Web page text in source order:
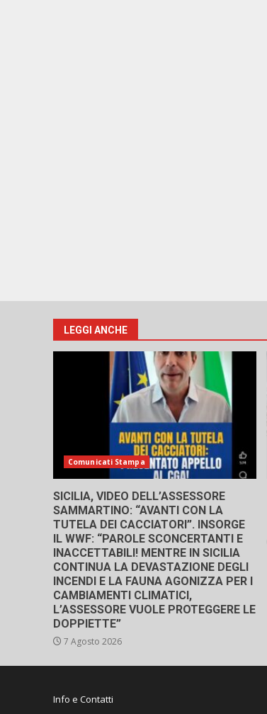
LEGGI ANCHE
Comunicati Stampa
SICILIA, VIDEO DELL’ASSESSORE
SAMMARTINO: “AVANTI CON LA
TUTELA DEI CACCIATORI”. INSORGE
IL WWF: “PAROLE SCONCERTANTI E
INACCETTABILI! MENTRE IN SICILIA
CONTINUA LA DEVASTAZIONE DEGLI
INCENDI E LA FAUNA AGONIZZA PER I
CAMBIAMENTI CLIMATICI,
L’ASSESSORE VUOLE PROTEGGERE LE
DOPPIETTE”
7 Agosto 2026
Info e Contatti